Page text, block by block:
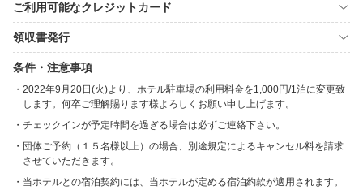
ご利用可能なクレジットカード
領収書発行
条件・注意事項
2022年9月20日(火)より、ホテル駐車場の利用料金を1,000円/1泊に変更致
します。何卒ご理解賜ります様よろしくお願い申し上げます。
チェックインが予定時間を過ぎる場合は必ずご連絡下さい。
団体ご予約（１５名様以上）の場合、別途規定によるキャンセル料を請求
させていただきます。
当ホテルとの宿泊契約には、当ホテルが定める宿泊約款が適用されます。